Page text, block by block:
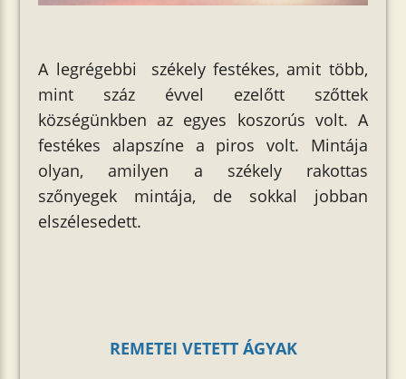
A legrégebbi székely festékes, amit több,
mint száz évvel ezelőtt szőttek
községünkben az egyes koszorús volt. A
festékes alapszíne a piros volt. Mintája
olyan, amilyen a székely rakottas
szőnyegek mintája, de sokkal jobban
elszélesedett.
REMETEI VETETT ÁGYAK